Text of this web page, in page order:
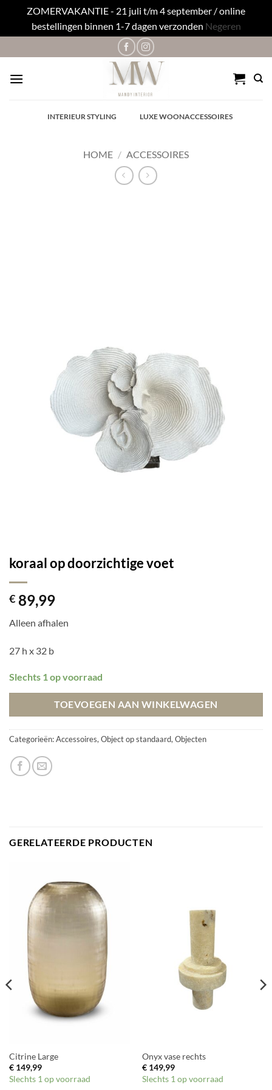
ZOMERVAKANTIE - 21 juli t/m 4 september / online
bestellingen binnen 1-7 dagen verzonden Negeren
naar
inhoud
INTERIEUR STYLING LUXE WOONACCESSOIRES
HOME / ACCESSOIRES
koraal op doorzichtige voet
€ 89,99
Alleen afhalen
27 h x 32 b
Slechts 1 op voorraad
TOEVOEGEN AAN WINKELWAGEN
Categorieën:Accessoires, Object op standaard, Objecten
GERELATEERDE PRODUCTEN
Citrine Large
€149,99
Slechts 1 op voorraad
Onyx vase rechts
€149,99
Slechts 1 op voorraad